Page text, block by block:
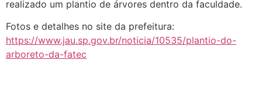
realizado um plantio de árvores dentro da faculdade.
Fotos e detalhes no site da prefeitura:
https://www.jau.sp.gov.br/noticia/10535/plantio-do-
arboreto-da-fatec